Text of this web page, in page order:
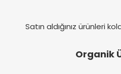
Satın aldığınız ürünleri
Organik